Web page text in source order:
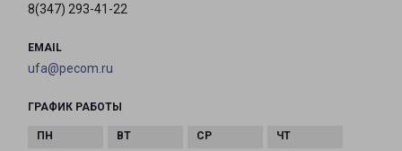
8(347) 293-41-22
EMAIL
ufa@pecom.ru
ГРАФИК РАБОТЫ